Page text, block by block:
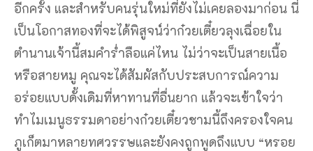
อีกครั้ง และสำหรับคนรุ่นใหม่ที่ยังไม่เคยลองมาก่อน นี่
เป็นโอกาสทองที่จะได้พิสูจน์ว่าก๋วยเตี๋ยวลุงเฉื่อยใน
ตำนานเจ้านี้สมคำร่ำลือแค่ไหน ไม่ว่าจะเป็นสายเนื้อ
หรือสายหมู คุณจะได้สัมผัสกับประสบการณ์ความ
อร่อยแบบดั้งเดิมที่หาทานที่อื่นยาก แล้วจะเข้าใจว่า
ทำไมเมนูธรรมดาอย่างก๋วยเตี๋ยวชามนี้ถึงครองใจคน
ภูเก็ตมาหลายทศวรรษและยังคงถูกพูดถึงแบบ “หรอย